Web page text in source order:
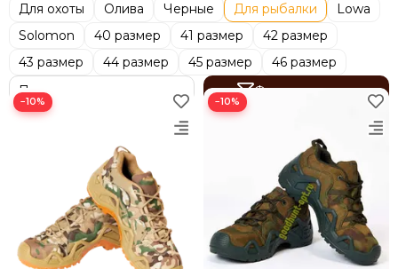
Для охоты Олива Черные Для рыбалки
Lowa
Solomon
40 размер 41 размер
42 размер
43 размер
44 размер 45 размер
46 размер
Фильтр товаров
−10% −10%